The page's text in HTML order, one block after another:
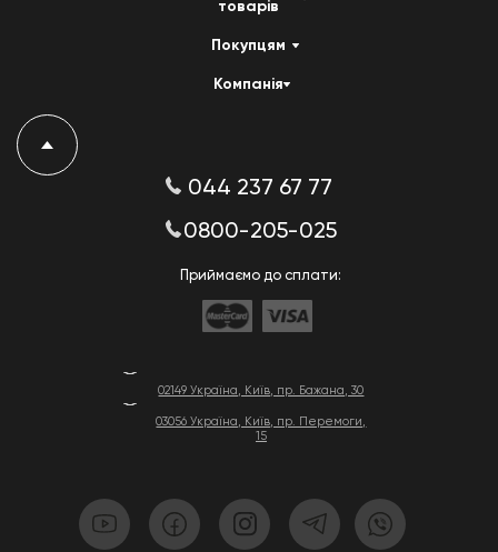
02149 Україна, Київ, пр. Бажана, 30
03056 Україна, Київ, пр. Перемоги,
15
товарів
Покупцям
Компанія
044 237 67 77
0800-205-025
Приймаємо до сплати: